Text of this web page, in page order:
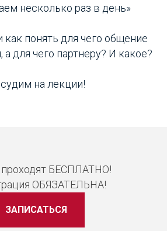
несколько раз в день»
как понять для чего общение
для чего партнеру? И какое?
на лекции!
БЕСПЛАТНО!
ОБЯЗАТЕЛЬНА!
ЗАПИСАТЬСЯ